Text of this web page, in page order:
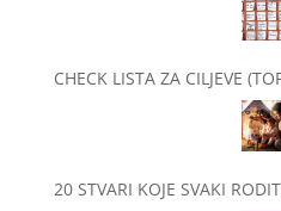
CHECK LISTA ZA CILJEVE
20 STVARI KOJE SVAKI